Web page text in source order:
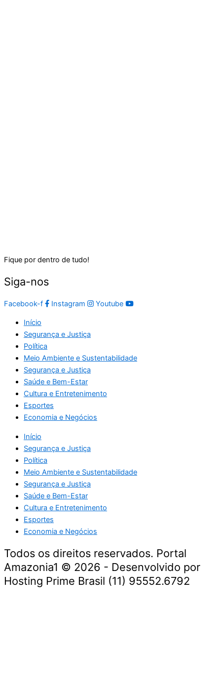
Fique por dentro de tudo!
Siga-nos
Facebook-f Instagram Youtube
Início
Segurança e Justiça
Política
Meio Ambiente e Sustentabilidade
Segurança e Justiça
Saúde e Bem-Estar
Cultura e Entretenimento
Esportes
Economia e Negócios
Início
Segurança e Justiça
Política
Meio Ambiente e Sustentabilidade
Segurança e Justiça
Saúde e Bem-Estar
Cultura e Entretenimento
Esportes
Economia e Negócios
Todos os direitos reservados. Portal
Amazonia1 © 2026 - Desenvolvido por
Hosting Prime Brasil (11) 95552.6792